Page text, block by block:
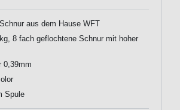
aus dem Hause WFT
8 fach geflochtene Schnur mit hoher
0,39mm
Spule